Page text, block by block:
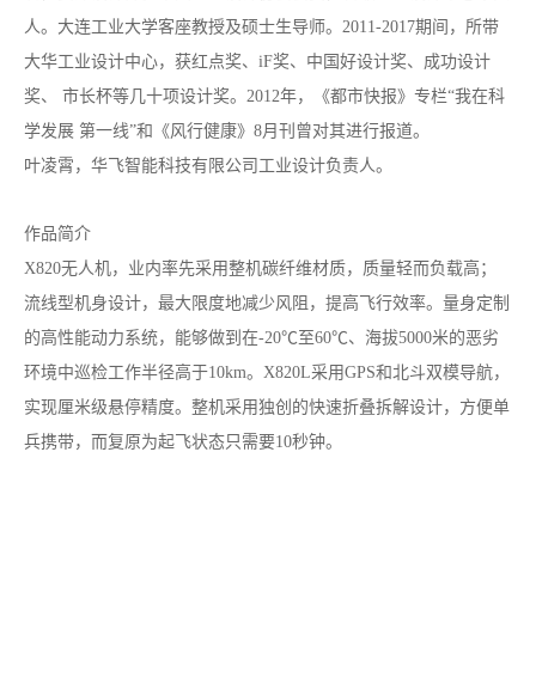
人。大连工业大学客座教授及硕士生导师。 2011-2017期间，所带
大华工业设计中心，获红点奖、iF奖、中国好设计奖、成功设计
奖、 市长杯等几十项设计奖。2012年，《都市快报》专栏“我在科
学发展 第一线”和《风行健康》8月刊曾对其进行报道。
叶凌霄，华飞智能科技有限公司工业设计负责人。
作品简介
X820无人机，业内率先采用整机碳纤维材质，质量轻而负载高；
流线型机身设计，最大限度地减少风阻，提高飞行效率。量身定制
的高性能动力系统，能够做到在-20℃至60℃、海拔5000米的恶劣
环境中巡检工作半径高于10km。X820L采用GPS和北斗双模导航，
实现厘米级悬停精度。整机采用独创的快速折叠拆解设计，方便单
兵携带，而复原为起飞状态只需要10秒钟。